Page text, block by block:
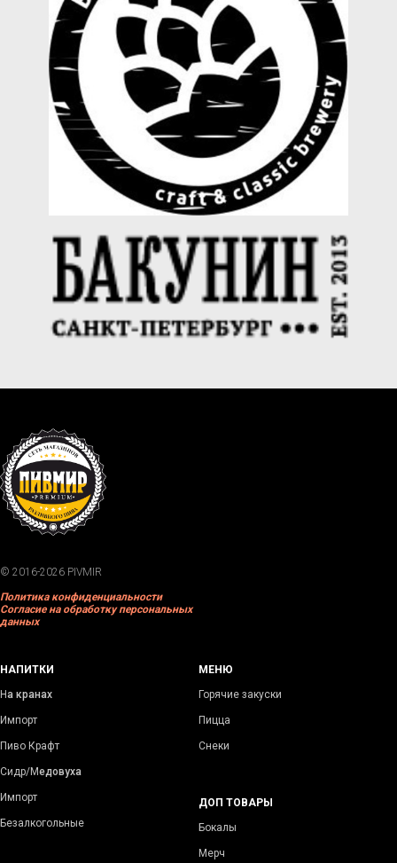
© 2016-2026 PIVMIR
Политика конфиденциальности
Согласие на обработку персональных
данных
НАПИТКИ
На кранах
Импорт
Пиво Крафт
Сидр/Медовуха
Импорт
Безалкогольные
МЕНЮ
Горячие закуски
Пицца
Снеки
ДОП ТОВАРЫ
Бокалы
Мерч